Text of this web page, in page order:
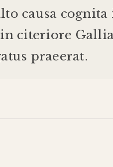
causa cognita
in citeriore
praeerat.